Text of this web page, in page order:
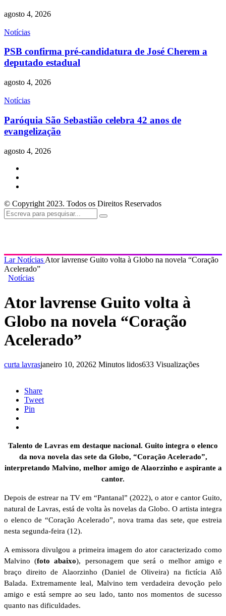
agosto 4, 2026
Notícias
PSB confirma pré-candidatura de José Cherem a
deputado estadual
agosto 4, 2026
Notícias
Paróquia São Sebastião celebra 42 anos de
evangelização
agosto 4, 2026
© Copyright 2023. Todos os Direitos Reservados
LarNotícias Ator lavrense Guito volta à Globo na novela “Coração
Acelerado”
Notícias
Ator lavrense Guito volta à
Globo na novela “Coração
Acelerado”
curta lavrasjaneiro 10, 20262 Minutos lidos633 Visualizações
Share
Tweet
Pin
Talento de Lavras em destaque nacional. Guito integra o elenco
da nova novela das sete da Globo, “Coração Acelerado”,
interpretando Malvino, melhor amigo de Alaorzinho e aspirante a
cantor.
Depois de estrear na TV em “Pantanal” (2022), o ator e cantor Guito,
natural de Lavras, está de volta às novelas da Globo. O artista integra
o elenco de “Coração Acelerado”, nova trama das sete, que estreia
nesta segunda-feira (12).
A emissora divulgou a primeira imagem do ator caracterizado como
Malvino (foto abaixo), personagem que será o melhor amigo e
braço direito de Alaorzinho (Daniel de Oliveira) na fictícia Alô
Balada. Extremamente leal, Malvino tem verdadeira devoção pelo
amigo e está sempre ao seu lado, tanto nos momentos de sucesso
quanto nas dificuldades.